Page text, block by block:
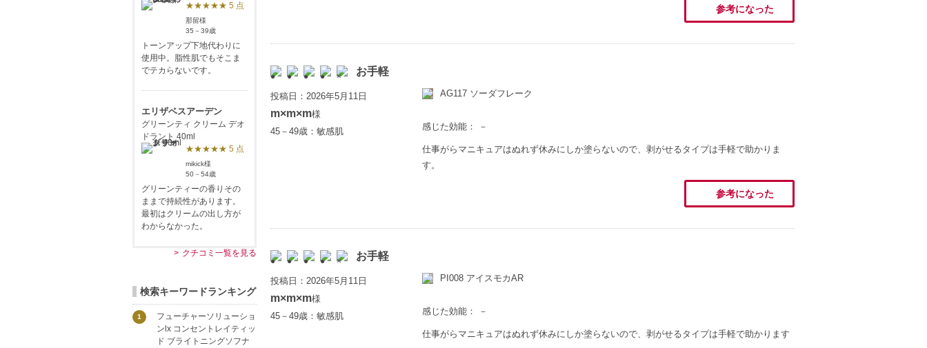
参考になった
お手軽
投稿日：2026年5月11日
m×m×m様
45－49歳：敏感肌
AG117 ソーダフレーク
感じた効能： －
仕事がらマニキュアはぬれず休みにしか塗らないので、剥がせるタイプは手軽で助かりま
す。
参考になった
お手軽
投稿日：2026年5月11日
m×m×m様
45－49歳：敏感肌
PI008 アイスモカAR
感じた効能： －
仕事がらマニキュアはぬれず休みにしか塗らないので、剥がせるタイプは手軽で助かります
★★★★★ 5 点
那留様
35－39歳
トーンアップ下地代わりに
使用中。脂性肌でもそこま
でテカらないです。
エリザベスアーデン
グリーンティ クリーム デオ
ドラント 40ml
★★★★★ 5 点
mikick様
50－54歳
グリーンティーの香りその
ままで持続性があります。
最初はクリームの出し方が
わからなかった。
クチコミ一覧を見る
検索キーワードランキング
1
フューチャーソリューショ
ンlx コンセントレイティッ
ド ブライトニングソフナ